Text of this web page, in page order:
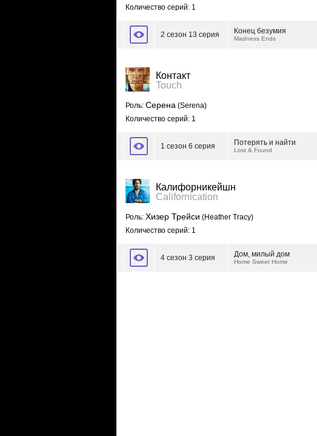
Количество серий: 1
2 сезон 13 серия Конец безумия
Madness Ends
Контакт
Touch
Роль: Серена (Serena)
Количество серий: 1
1 сезон 6 серия Потерять и найти
Lost & Found
Калифорникейшн
Californication
Роль: Хизер Трейси (Heather Tracy)
Количество серий: 1
4 сезон 3 серия Дом, милый дом
Home Sweet Home